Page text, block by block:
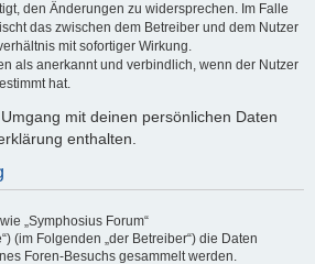
den Änderungen zu widersprechen. Im Falle
das zwischen dem Betreiber und dem Nutzer
mit sofortiger Wirkung.
als anerkannt und verbindlich, wenn der Nutzer
hat.
mit deinen persönlichen Daten
enthalten.
„Symphosius Forum“
(im Folgenden „der Betreiber“) die Daten
Foren-Besuchs gesammelt werden.